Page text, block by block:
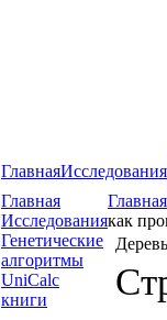
ГлавнаяИсследования
Главная
Исследования
Генетические
алгоритмы
UniCalc
книги
Главная
как